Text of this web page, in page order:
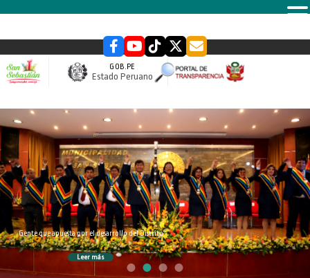
GOB.PE
Estado Peruano
slider
Gente que apuesta por el desarrollo del Distrito
Leer más